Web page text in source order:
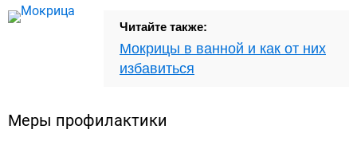
Читайте также:
Мокрицы в ванной и как от них
избавиться
Меры профилактики